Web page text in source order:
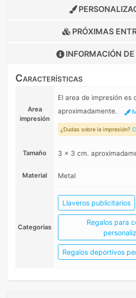
PRÓXIMAS
INFORMACIÓN DE
Características
Area
impresión
El area de impresión es
aproximadamente.
¿Dudas sobre la impresión?
Tamaño 3 x 3 cm.
Material Metal
Categorias
Llaveros publicitarios
Regalos para
Regalos deportivos